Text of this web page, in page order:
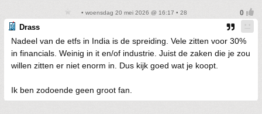
• woensdag 20 mei 2026 @ 16:17 • 28
Drass
Nadeel van de etfs in India is de spreiding. Vele zitten voor 30%
in financials. Weinig in it en/of industrie. Juist de zaken die je zou
willen zitten er niet enorm in. Dus kijk goed wat je koopt.
Ik ben zodoende geen groot fan.